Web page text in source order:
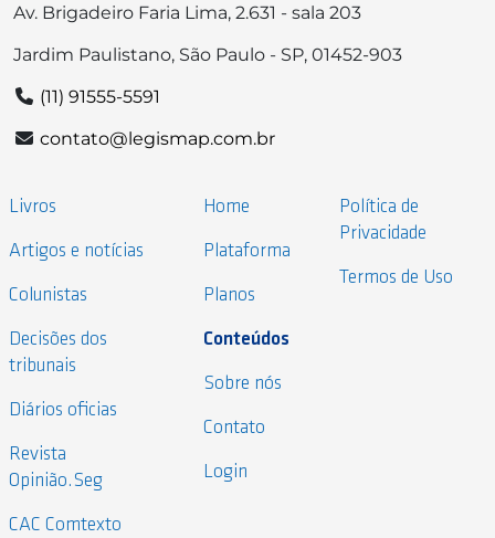
Av. Brigadeiro Faria Lima, 2.631 - sala 203
Jardim Paulistano, São Paulo - SP, 01452-903
(11) 91555-5591
contato@legismap.com.br
Livros
Artigos e notícias
Colunistas
Decisões dos
tribunais
Diários oficias
Revista
Opinião.Seg
CAC Comtexto
Home
Plataforma
Planos
Conteúdos
Sobre nós
Contato
Login
Política de
Privacidade
Termos de Uso